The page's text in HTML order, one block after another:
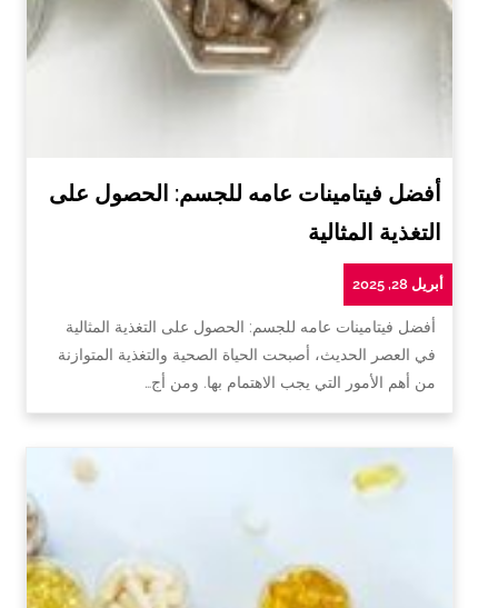
أفضل فيتامينات عامه للجسم: الحصول على
التغذية المثالية
أبريل 28, 2025
أفضل فيتامينات عامه للجسم: الحصول على التغذية المثالية
في العصر الحديث، أصبحت الحياة الصحية والتغذية المتوازنة
من أهم الأمور التي يجب الاهتمام بها. ومن أج…